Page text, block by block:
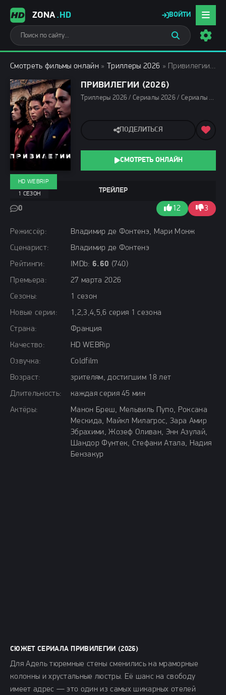
ZONA.HD ВОЙТИ
Смотреть фильмы онлайн » Триллеры 2026 » Привилегии (2026)
ПРИВИЛЕГИИ (2026)
Триллеры 2026 / Сериалы 2026 / Сериалы марта 2026 / Новинки сериалов 2026 / Фильмы 2026 / Сериалы весны 2026 / Смотреть фильмы онлайн
Режиссёр:
Владимир де Фонтенэ, Мари Монж
Сценарист:
Владимир де Фонтенэ
Рейтинги:
IMDb: 6.60 (740)
Премьера:
27 марта 2026
Сезоны:
1 сезон
Новые серии:
1,2,3,4,5,6 серия 1 сезона
Страна:
Франция
Качество:
HD WEBRip
Озвучка:
Coldfilm
Возраст:
зрителям, достигшим 18 лет
Длительность:
каждая серия 45 мин
Актёры:
Манон Бреш, Мельвиль Пупо, Роксана
Мескида, Майкл Милагрос, Зара Амир
Эбрахими, Жозеф Оливан, Энн Азулай,
Шандор Фунтек, Стефани Атала, Надия
Бензакур
ТРЕЙЛЕР
0 12 3
HD WEBRIP
1 СЕЗОН
ПОДЕЛИТЬСЯ
СМОТРЕТЬ ОНЛАЙН
СЮЖЕТ СЕРИАЛА ПРИВИЛЕГИИ (2026)
Для Адель тюремные стены сменились на мраморные
колонны и хрустальные люстры. Её шанс на свободу
имеет адрес — это один из самых шикарных отелей